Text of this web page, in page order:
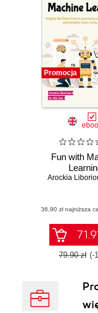
Promocja
Fun with
Arockia
(36,90 zł najniższa
79.90 zł (-